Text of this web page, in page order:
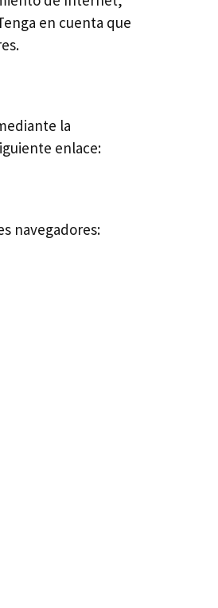
en cuenta que
la
enlace:
navegadores: